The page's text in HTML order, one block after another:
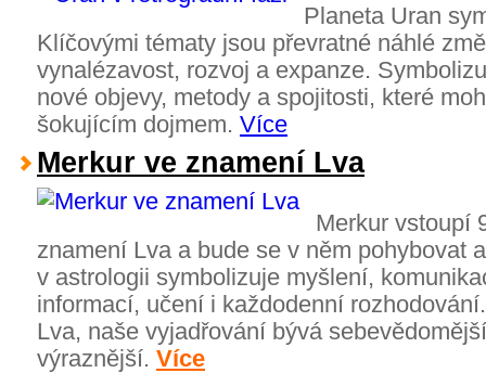
Planeta Uran
Klíčovými tématy jsou převratné náhlé
vynalézavost, rozvoj a expanze.
nové objevy, metody a spojitosti, které
šokujícím dojmem. Více
Merkur ve znamení Lva
Merkur vstoupí
znamení Lva a bude se v něm pohybovat
v astrologii symbolizuje myšlení,
informací, učení i každodenní
Lva, naše vyjadřování bývá
výraznější. Více